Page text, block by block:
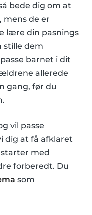
bede dig om at
mens de er
lære din pasnings
stille dem
barnet i dit
allerede
gang, før du
vil passe
dig at få afklaret
med
forberedt. Du
som